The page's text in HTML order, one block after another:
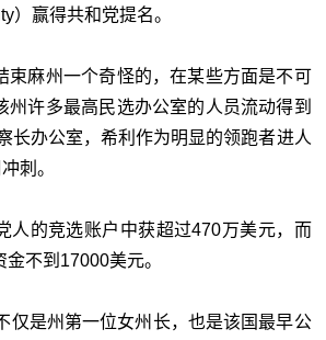
）赢得共和党提名。
束麻州一个奇怪的，在某些方面是不可
州许多最高民选办公室的人员流动得到
长办公室，希利作为明显的领跑者进人
刺。
人的竞选账户中获超过470万美元，而
不到17000美元。
仅是州第一位女州长，也是该国最早公